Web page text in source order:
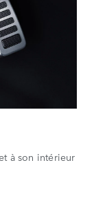
à son intérieur